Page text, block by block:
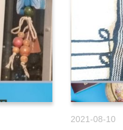
2021-08-10